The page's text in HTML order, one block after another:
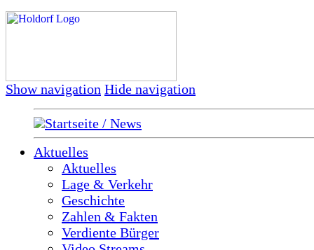
Show navigation Hide navigation
Startseite / News
Aktuelles
Aktuelles
Lage & Verkehr
Geschichte
Zahlen & Fakten
Verdiente Bürger